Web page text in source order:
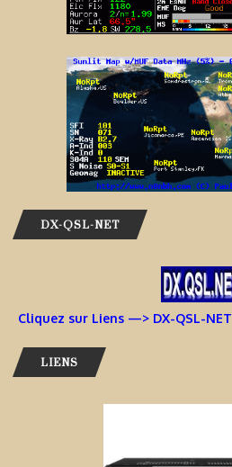
DX-QSL-NET
Cliquez sur Liens —> DX-QSL-NET
LIENS